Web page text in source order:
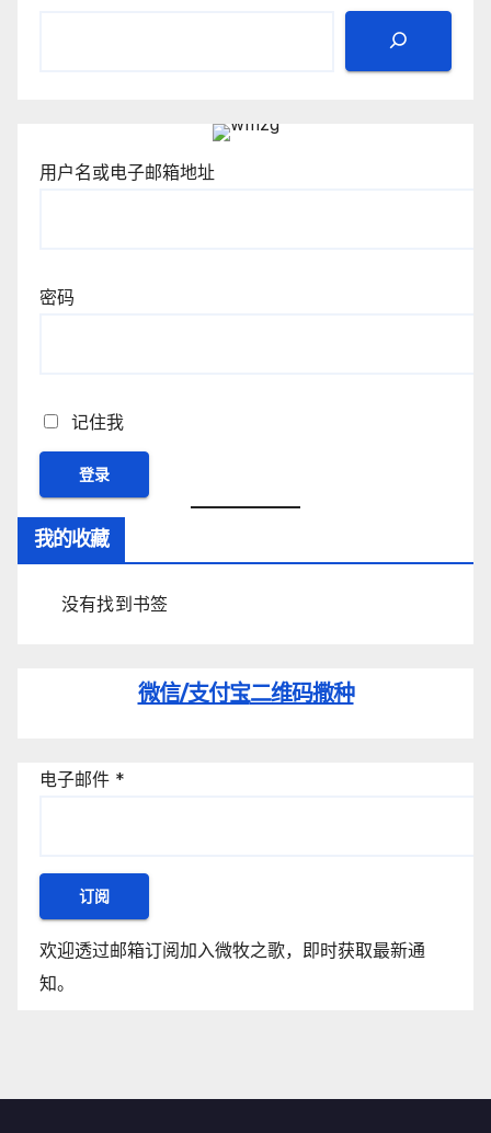
用户名或电子邮箱地址
密码
记住我
我的收藏
没有找到书签
微信/支付宝二维码撒种
电子邮件 *
订阅
欢迎透过邮箱订阅加入微牧之歌，即时获取最新通
知。